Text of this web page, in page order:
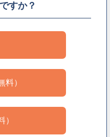
すか？
料）
）